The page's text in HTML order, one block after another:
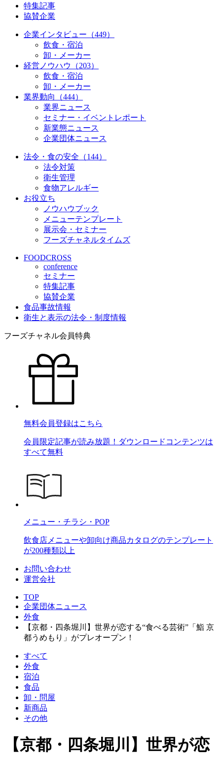
特集記事
協賛企業
企業インタビュー（449）
飲食・宿泊
卸・メーカー
経営ノウハウ（203）
飲食・宿泊
卸・メーカー
業界動向（444）
業界ニュース
セミナー・イベントレポート
新業態ニュース
企業団体ニュース
法令・食の安全（144）
法令対策
衛生管理
食物アレルギー
お役立ち
ノウハウブック
メニューテンプレート
展示会・セミナー
フーズチャネルタイムズ
FOODCROSS
conference
セミナー
特集記事
協賛企業
食品事故情報
衛生と表示の法令・制度情報
フーズチャネル会員特典
無料会員登録はこちら
会員限定記事が読み放題！ダウンロードコンテンツは
すべて無料
メニュー・チラシ・POP
飲食店メニューや卸向け商品カタログのテンプレート
が200種類以上
お問い合わせ
運営会社
TOP
企業団体ニュース
外食
【京都・四条堀川】世界が恋する“食べる芸術”「鮨 京
都うめもり」がプレオープン！
すべて
外食
宿泊
食品
卸・問屋
新商品
その他
【京都・四条堀川】世界が恋